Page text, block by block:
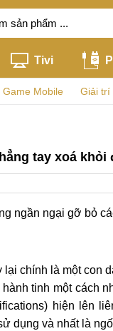
Tivi
Game Mobile Giải trí
tay xoá khỏi
ngần ngại gỡ bỏ
chính là một con
tinh một cách
hiện lên
dụng và nhất là